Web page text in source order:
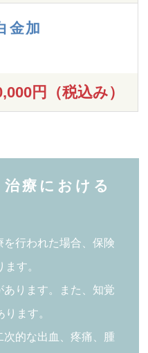
金加
円（税込み）
療における
行われた場合、保険
す。
ります。また、知覚
ます。
的な出血、疼痛、腫